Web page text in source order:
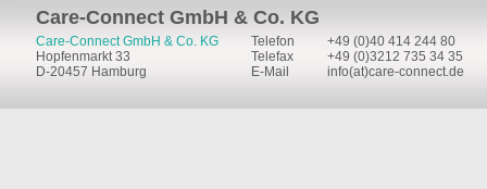
Care-Connect GmbH & Co. KG
Care-Connect GmbH & Co. KG
Hopfenmarkt 33
D-20457 Hamburg
Telefon
Telefax
E-Mail
+49 (0)40 414 244 80
+49 (0)3212 735 34 35
info(at)care-connect.de